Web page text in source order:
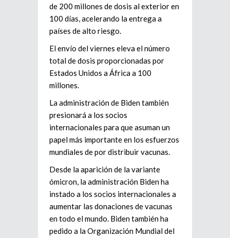
de 200 millones de dosis al exterior en
100 días, acelerando la entrega a
países de alto riesgo.
El envío del viernes eleva el número
total de dosis proporcionadas por
Estados Unidos a África a 100
millones.
La administración de Biden también
presionará a los socios
internacionales para que asuman un
papel más importante en los esfuerzos
mundiales de por distribuir vacunas.
Desde la aparición de la variante
ómicron, la administración Biden ha
instado a los socios internacionales a
aumentar las donaciones de vacunas
en todo el mundo. Biden también ha
pedido a la Organización Mundial del